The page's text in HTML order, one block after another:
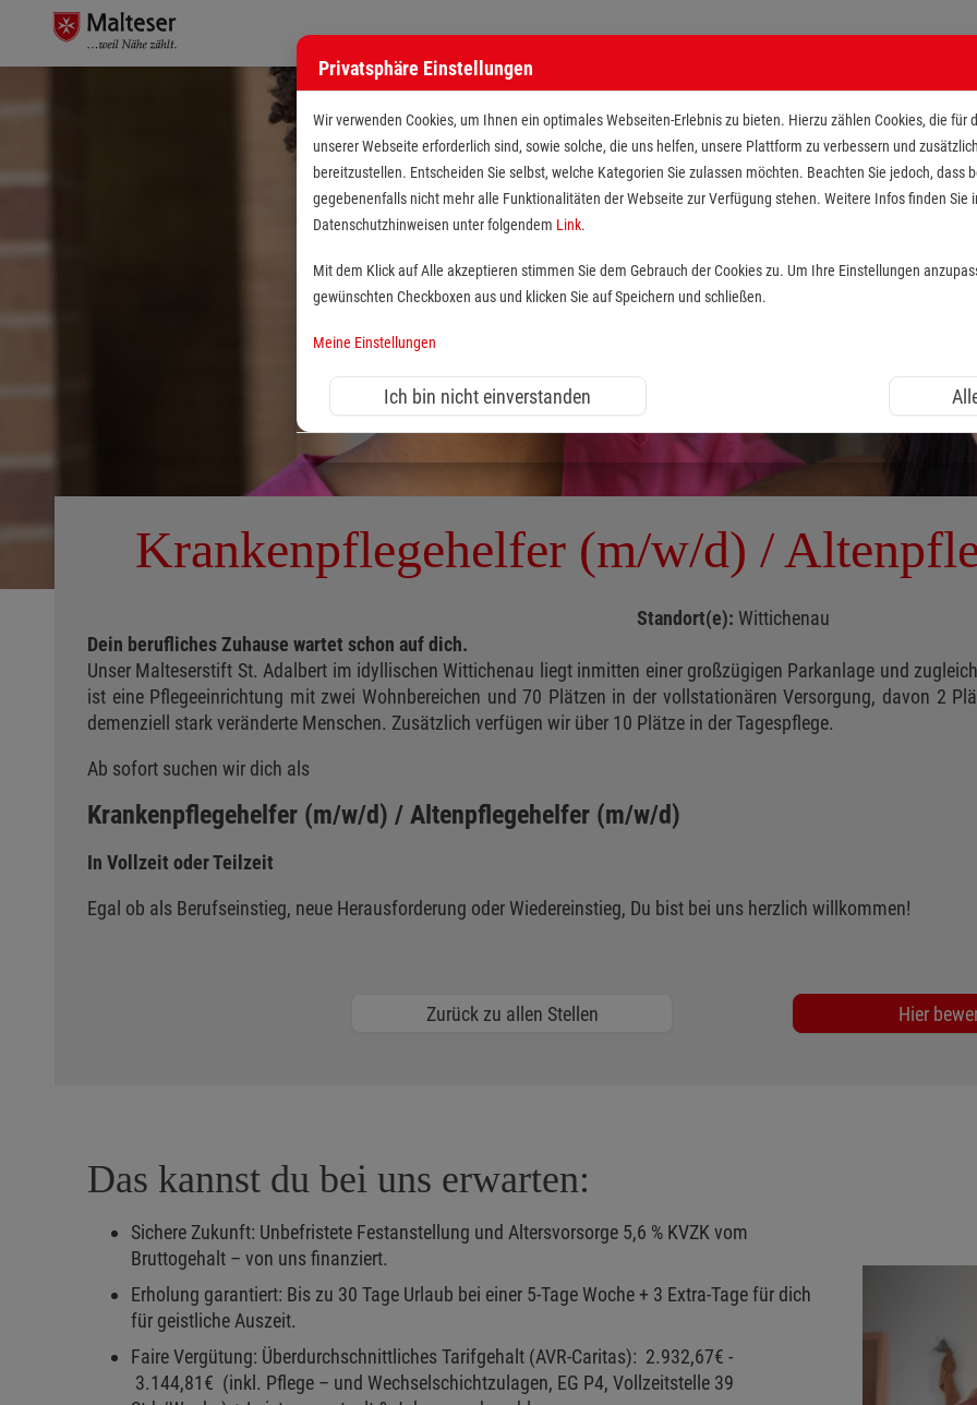
Krankenpflegehelfer (m/w/d) /
Standort(e): Wittichenau
Dein berufliches Zuhause wartet schon auf dich.
Unser Malteserstift St. Adalbert im idyllischen Wittichenau liegt inmitten einer großzügigen Parkanlage und
ist eine Pflegeeinrichtung mit zwei Wohnbereichen und 70 Plätzen in der vollstationären Versorgung, davon 2
demenziell stark veränderte Menschen. Zusätzlich verfügen wir über 10 Plätze in der Tagespflege.
Ab sofort suchen wir dich als
Krankenpflegehelfer (m/w/d) / Altenpflegehelfer (m/w/d)
In Vollzeit oder Teilzeit
Egal ob als Berufseinstieg, neue Herausforderung oder Wiedereinstieg, Du bist bei uns herzlich willkommen!
Zurück zu allen Stellen Hier
Das kannst du bei uns erwarten:
Sichere Zukunft: Unbefristete Festanstellung und Altersvorsorge 5,6 % KVZK vom
Bruttogehalt – von uns finanziert.
Erholung garantiert: Bis zu 30 Tage Urlaub bei einer 5-Tage Woche + 3 Extra-Tage für dich
für geistliche Auszeit.
Faire Vergütung: Überdurchschnittliches Tarifgehalt (AVR-Caritas): 2.932,67€ -
3.144,81€ (inkl. Pflege – und Wechselschichtzulagen, EG P4, Vollzeitstelle 39
Privatsphäre Einstellungen
Wir verwenden Cookies, um Ihnen ein optimales Webseiten-Erlebnis zu bieten. Hierzu zählen Cookies, die für
unserer Webseite erforderlich sind, sowie solche, die uns helfen, unsere Plattform zu verbessern und
bereitzustellen. Entscheiden Sie selbst, welche Kategorien Sie zulassen möchten. Beachten Sie jedoch, dass
gegebenenfalls nicht mehr alle Funktionalitäten der Webseite zur Verfügung stehen. Weitere Infos finden Sie
Datenschutzhinweisen unter folgendem Link.
Mit dem Klick auf Alle akzeptieren stimmen Sie dem Gebrauch der Cookies zu. Um Ihre Einstellungen
gewünschten Checkboxen aus und klicken Sie auf Speichern und schließen.
Meine Einstellungen
Ich bin nicht einverstanden